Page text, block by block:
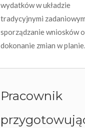
wydatków w układzie
tradycyjnymi
sporządzanie wniosków o
dokonanie zmian w
Pracownik